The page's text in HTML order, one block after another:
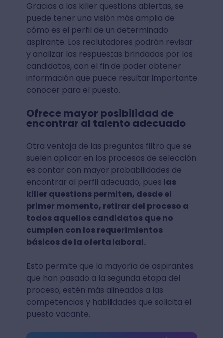
Gracias a las killer questions abiertas, se
puede tener una visión más amplia de
cómo es el perfil de un determinado
aspirante. Los reclutadores podrán revisar
y analizar las respuestas brindadas por los
candidatos, con el fin de poder obtener
información que puede resultar importante
conocer para el puesto.
Ofrece mayor posibilidad de
encontrar al talento adecuado
Otra ventaja de las preguntas filtro que se
suelen aplicar en los procesos de selección
es contar con mayor probabilidades de
encontrar al perfil adecuado, pues las
killer questions permiten, desde el
primer momento, retirar del proceso a
todos aquellos candidatos que no
cumplen con los requerimientos
básicos de la oferta laboral.
Esto permite que la mayoría de aspirantes
que han pasado a la segunda etapa del
proceso, estén más alineados a las
competencias y habilidades que solicita el
puesto vacante.